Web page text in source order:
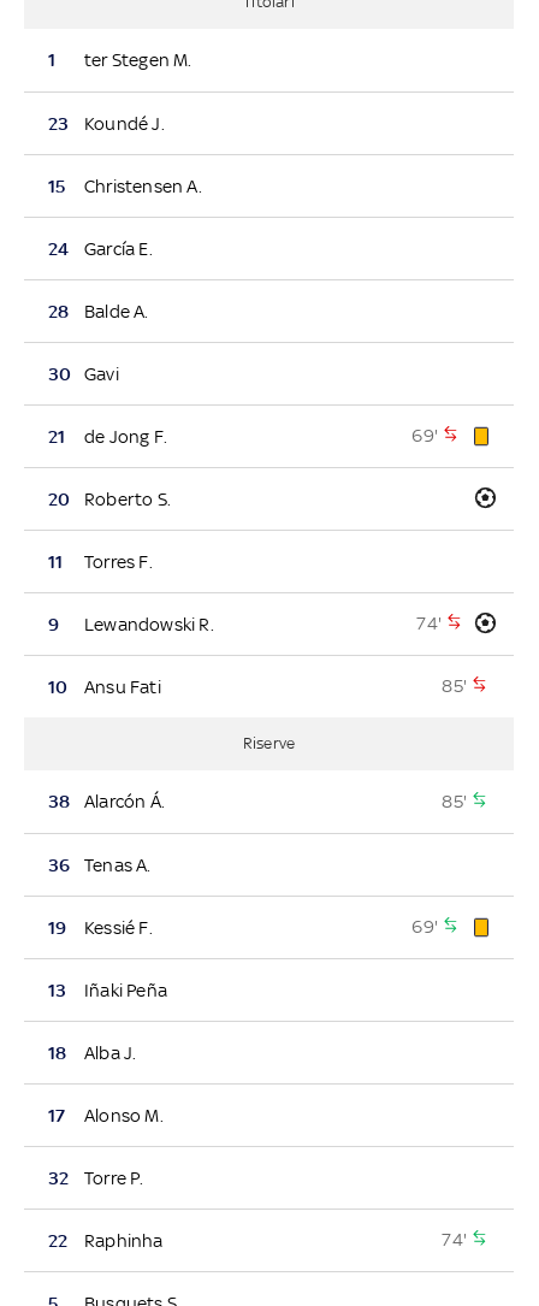
1 ter Stegen M.
23 Koundé J.
15 Christensen A.
24 García E.
28 Balde A.
30 Gavi
21 de Jong F. 69'
20 Roberto S.
11 Torres F.
9 Lewandowski R. 74'
10 Ansu Fati 85'
Riserve
38 Alarcón Á. 85'
36 Tenas A.
19 Kessié F. 69'
13 Iñaki Peña
18 Alba J.
17 Alonso M.
32 Torre P.
22 Raphinha 74'